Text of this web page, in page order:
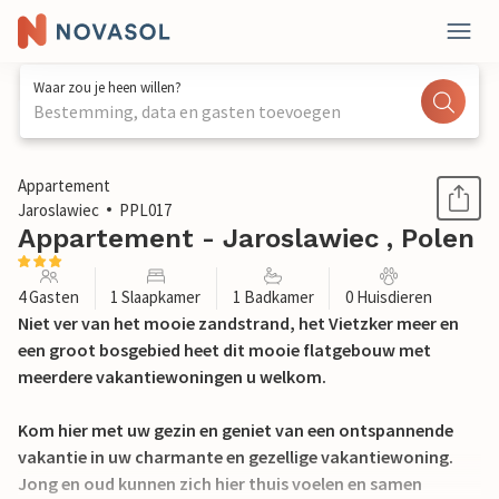
Waar zou je heen willen?
Bestemming, data en gasten toevoegen
1 / 12
Appartement
Jaroslawiec
PPL017
Appartement - Jaroslawiec , Polen
4 Gasten 1 Slaapkamer 1 Badkamer 0 Huisdieren
Niet ver van het mooie zandstrand, het Vietzker meer en
een groot bosgebied heet dit mooie flatgebouw met
meerdere vakantiewoningen u welkom.
Kom hier met uw gezin en geniet van een ontspannende
vakantie in uw charmante en gezellige vakantiewoning.
Jong en oud kunnen zich hier thuis voelen en samen